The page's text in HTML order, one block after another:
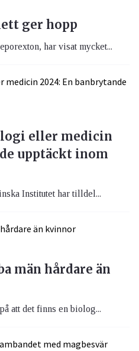
ger hopp
har visat mycket...
eller medicin
upptäckt inom
Institutet har tilldel...
män hårdare än
att det finns en biolog...